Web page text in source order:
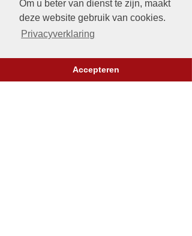
Om u beter van dienst te zijn, maakt
deze website gebruik van cookies.
Privacyverklaring
Accepteren
Kortom: gevelrenovaties en totale
gevelrenovatieskunt u aan ons